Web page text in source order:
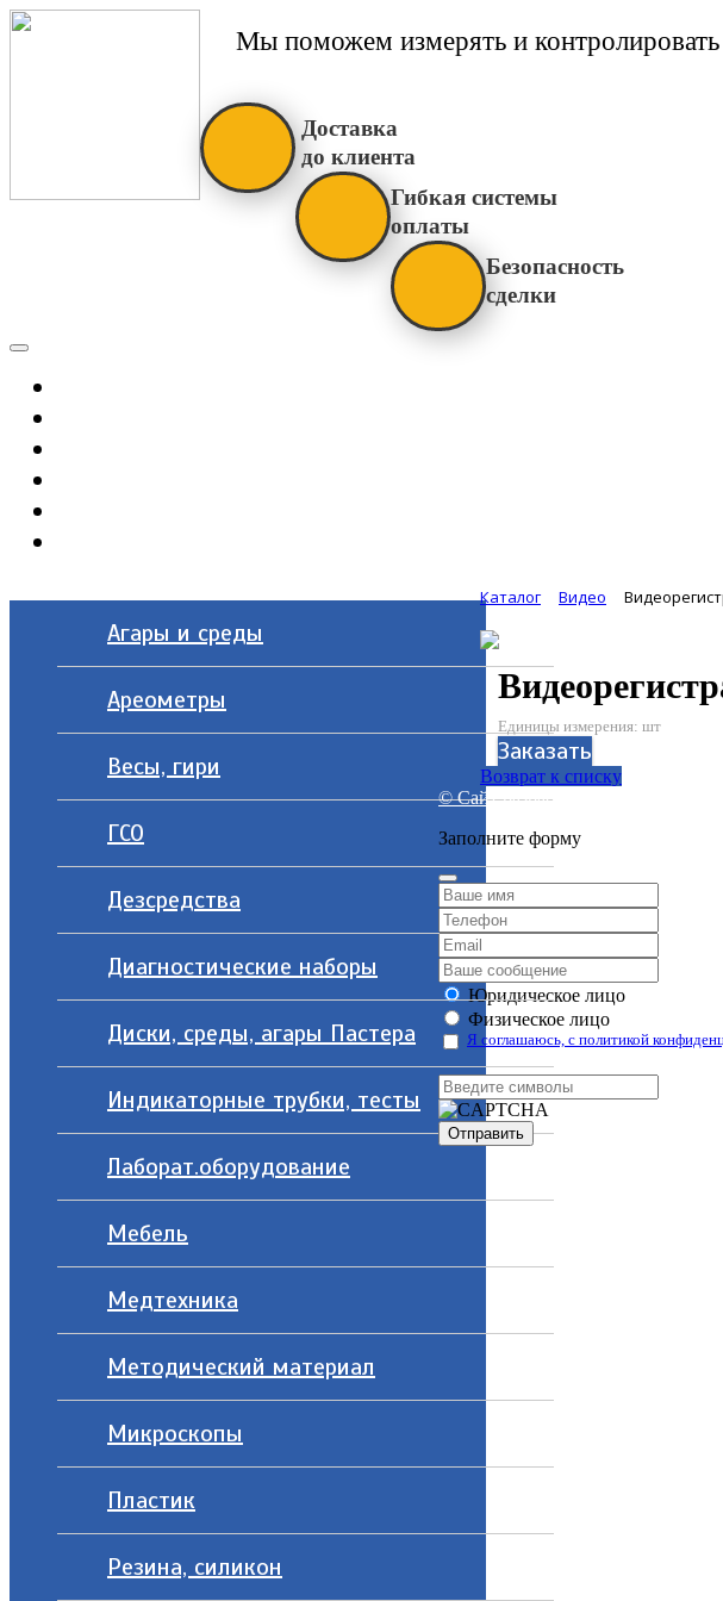
Мы поможем измерять и
Доставка
до клиента
Гибкая системы
оплаты
Безопасность
сделки
Агары и среды
Ареометры
Весы, гири
ГСО
Дезсредства
Диагностические наборы
Диски, среды, агары Пастера
Индикаторные трубки, тесты
Лаборат.оборудование
Мебель
Медтехника
Методический материал
Микроскопы
Пластик
Резина, силикон
Каталог Видео
Единицы измерения: шт
Заказать
Возврат к списку
© Сайт разработан компанией
Заполните форму
Юридическое лицо
Физическое лицо
Я соглашаюсь, с политикой